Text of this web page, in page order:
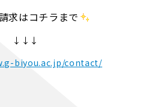
求はコチラまで
↓↓↓
biyou.ac.jp/contact/